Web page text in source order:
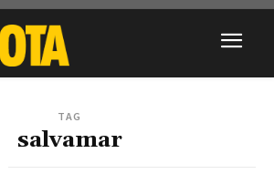
TAG
salvamar